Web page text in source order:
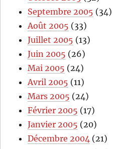
Septembre 2005 (34)
Août 2005 (33)
Juillet 2005 (13)
Juin 2005 (26)
Mai 2005 (24)
Avril 2005 (11)
Mars 2005 (24)
Février 2005 (17)
Janvier 2005 (20)
Décembre 2004 (21)